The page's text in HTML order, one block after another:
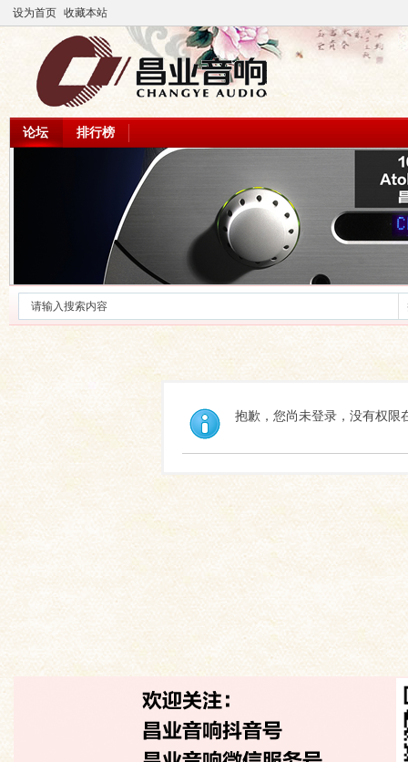
设为首页 收藏本站
论坛 排行榜
抱歉，您尚未登录，没有权限